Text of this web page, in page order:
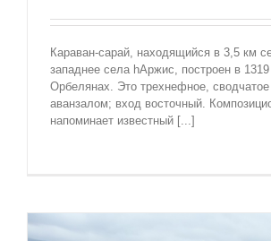
Караван-сарай, находящийся в 3,5 км
западнее села hАржис, построен в 1319
Орбелянах. Это трехнефное,
аванзалом; вход восточный.
напоминает известный [...]